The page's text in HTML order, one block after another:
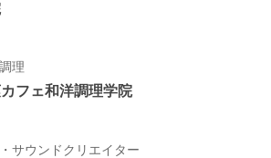
理
フェ和洋調理学院
サウンドクリエイター